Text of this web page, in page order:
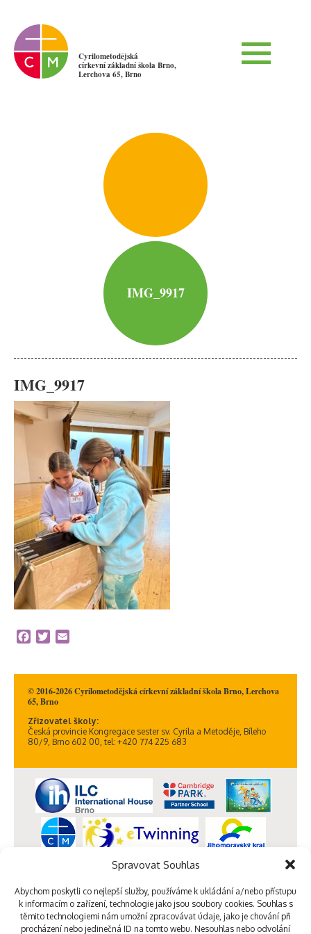
Spravovat Souhlas
Abychom poskytli co nejlepší služby, používáme k ukládání a/nebo přístupu
k informacím o zařízení, technologie jako jsou soubory cookies. Souhlas s
těmito technologiemi nám umožní zpracovávat údaje, jako je chování při
procházení nebo jedinečná ID na tomto webu. Nesouhlas nebo odvolání
Cyrilometodějská
církevní základní škola Brno,
Lerchova 65, Brno
IMG_9917
IMG_9917
Facebook
Twitter
© 2016-2026 Cyrilometodějská církevní základní škola Brno, Lerchova
65, Brno
Zřizovatel školy:
Česká provincie Kongregace sester sv. Cyrila a Metoděje, Bíleho
80/9, Brno 602 00, tel: +420 774 225 683